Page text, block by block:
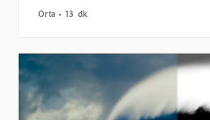
Orta 13 dk